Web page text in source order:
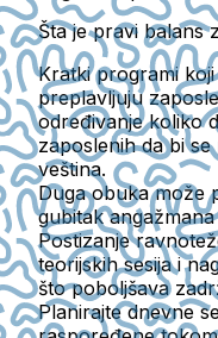
Šta je pravi balans
Kratki programi
preplavljuju
određivanje koliko
zaposlenih da bi
veština.
Duga obuka može
gubitak
Postizanje
teorijskih sesija i
što poboljšava
Planirajte dnevne